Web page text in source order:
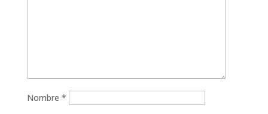
Nombre *